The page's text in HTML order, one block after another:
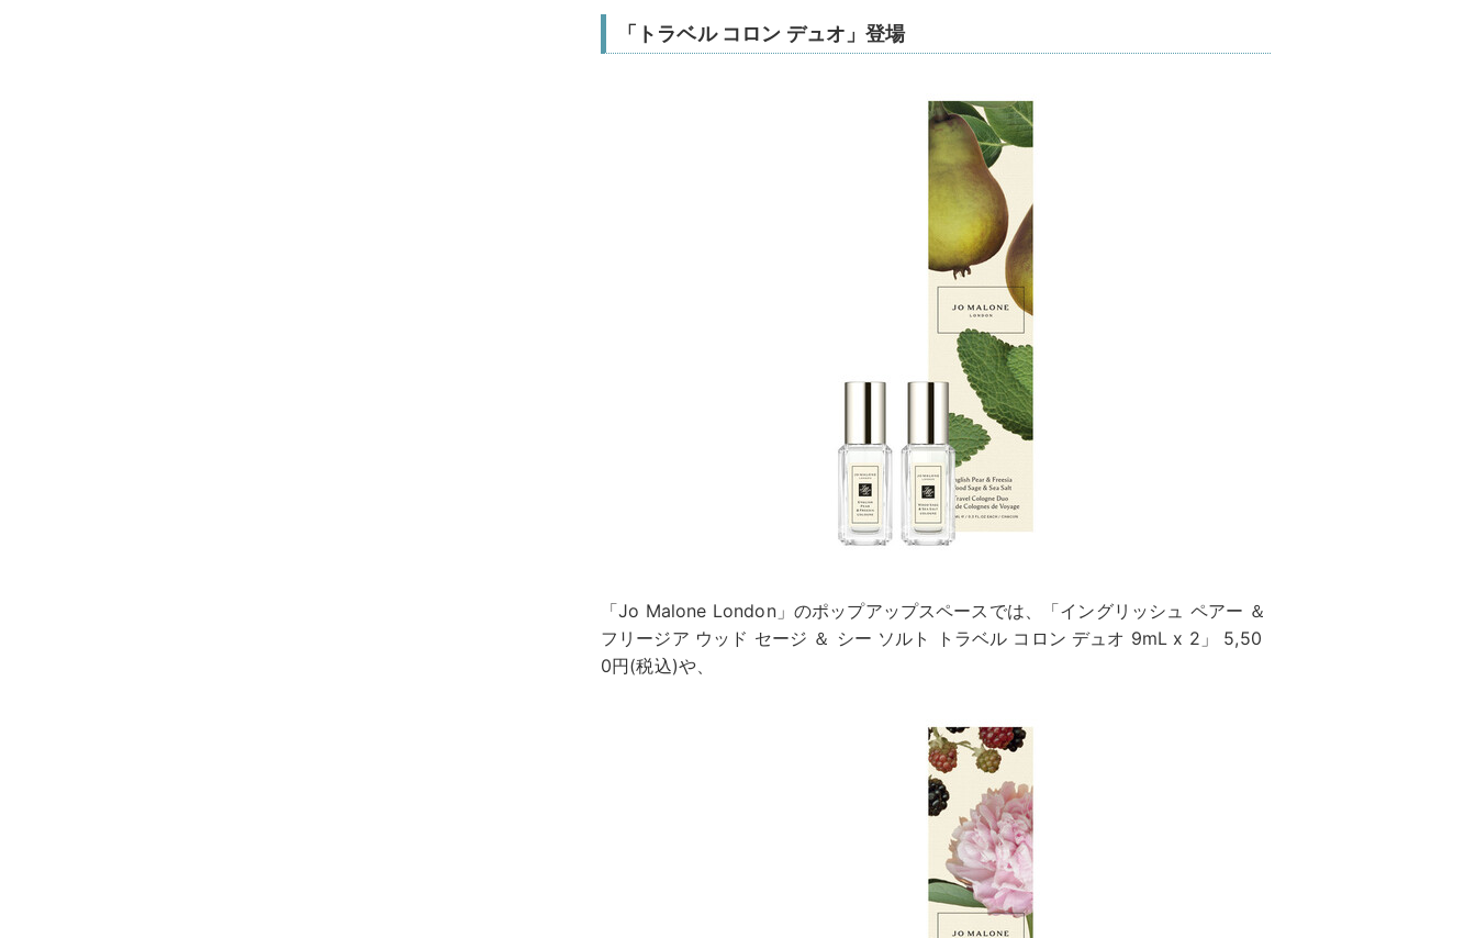
「トラベル コロン デュオ」登場
「Jo Malone London」のポップアップスペースでは、「イングリッシュ ペアー ＆
フリージア ウッド セージ ＆ シー ソルト トラベル コロン デュオ 9mL x 2」 5,50
0円(税込)や、